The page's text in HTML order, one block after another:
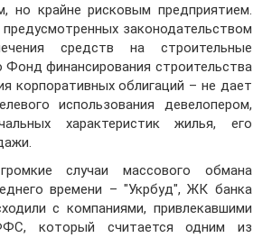
но крайне рисковым предприятием.
законодательством
средств на строительные
финансирования строительства
корпоративных облигаций – не дает
использования девелопером,
характеристик жилья, его
случаи массового обмана
времени – "Укрбуд", ЖК банка
с компаниями, привлекавшими
который считается одним из